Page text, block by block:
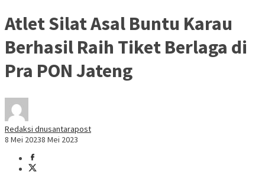
Atlet Silat Asal Buntu Karau
Berhasil Raih Tiket Berlaga di
Pra PON Jateng
Redaksi dnusantarapost
8 Mei 20238 Mei 2023